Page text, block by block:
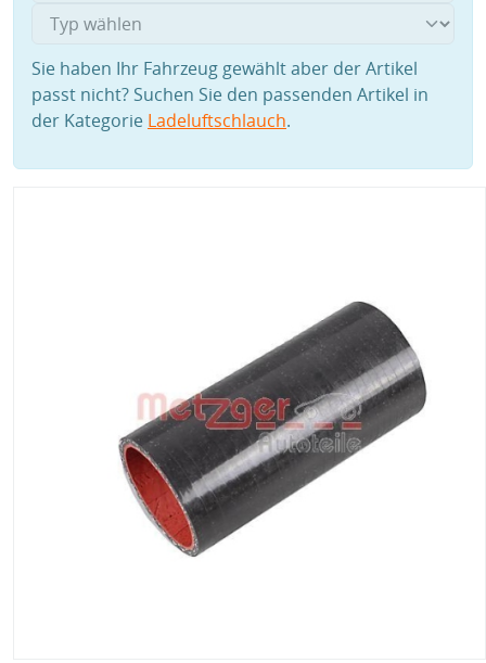
Sie haben Ihr Fahrzeug gewählt aber der Artikel
passt nicht? Suchen Sie den passenden Artikel in
der Kategorie Ladeluftschlauch.